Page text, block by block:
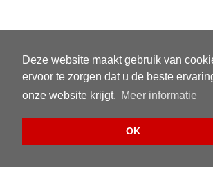
Deze website maakt gebruik van
ervoor te zorgen dat u de beste
onze website krijgt. Meer informatie
OK